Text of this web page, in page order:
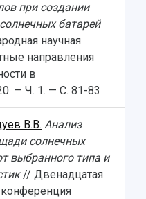
при создании
батарей
научная
направления
в
— Ч. 1. — С. 81-83
В.В. Анализ
солнечных
выбранного типа и
// Двенадцатая